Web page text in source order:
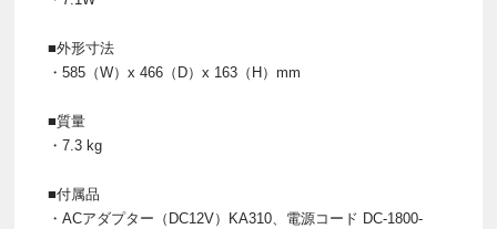
■外形寸法
・585（W）x 466（D）x 163（H）mm
■質量
・7.3 kg
■付属品
・ACアダプター（DC12V）KA310、電源コード DC-1800-